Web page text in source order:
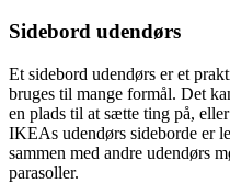
Sidebord udendørs
Et sidebord udendørs er et
bruges til mange formål. Det
en plads til at sætte ting på,
IKEAs udendørs sideborde er
sammen med andre udendørs
parasoller.